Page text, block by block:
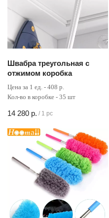
Швабра треугольная с
отжимом коробка
Цена за 1 ед. - 408 р.
Кол-во в коробке - 35 шт
14 280 р. / 1 pc